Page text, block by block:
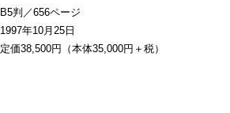
B5判／656ページ
1997年10月25日
定価38,500円（本体35,000円＋税）